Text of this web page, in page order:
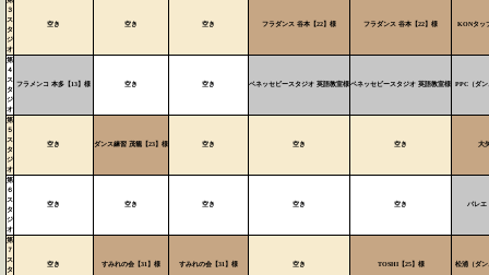
３
ス
タ
ジ
オ
空き 空き 空き フラダンス 谷本【22】様 フラダンス 谷本【22】様 KONタッ
第
４
ス
タ
ジ
オ
フラメンコ 本多【13】様 空き 空き ベネッセビースタジオ 英語教室様ベネッセビースタジオ 英語教室様 PPC（ダ
第
５
ス
タ
ジ
オ
空き ダンス練習 茂籠【23】様 空き 空き 空き 大
第
６
ス
タ
ジ
オ
空き 空き 空き 空き 空き バレエ
第
７
ス
タ
空き すみれの会【31】様 すみれの会【31】様 空き TOSHI【25】様 松浦（ダン